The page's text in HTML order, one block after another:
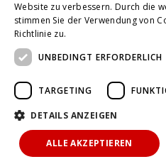
Newsletter abonnieren
Powered by
IMPRESSUM
Website zu verbessern. Durch die
stimmen Sie der Verwendung von
Richtlinie zu.
UNBEDINGT ERFORDERLICH
TARGETING
DETAILS ANZEIGEN
ALLE AKZEPTIEREN